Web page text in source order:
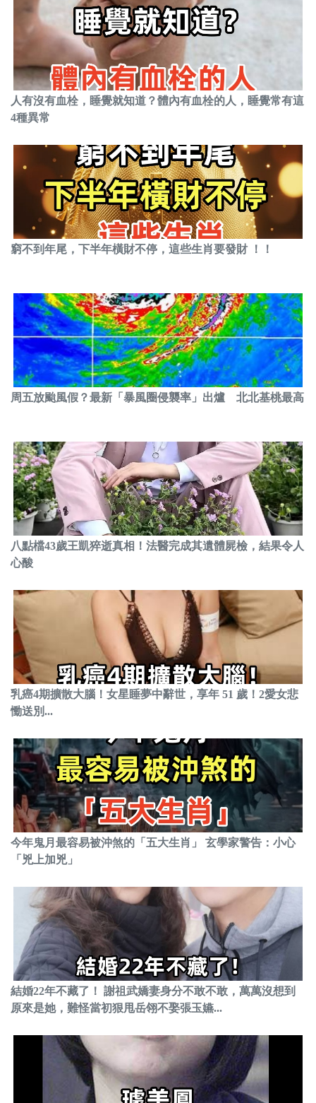
人有沒有血栓，睡覺就知道？體內有血栓的人，睡覺常有這
4種異常
窮不到年尾，下半年橫財不停，這些生肖要發財 ！！
周五放颱風假？最新「暴風圈侵襲率」出爐 北北基桃最高
八點檔43歲王凱猝逝真相！法醫完成其遺體屍檢，結果令人
心酸
乳癌4期擴散大腦！女星睡夢中辭世，享年 51 歲！2愛女悲
慟送別...
今年鬼月最容易被沖煞的「五大生肖」 玄學家警告：小心
「兇上加兇」
結婚22年不藏了！ 謝祖武嬌妻身分不敢不敢，萬萬沒想到
原來是她，難怪當初狠甩岳翎不娶張玉嬿...